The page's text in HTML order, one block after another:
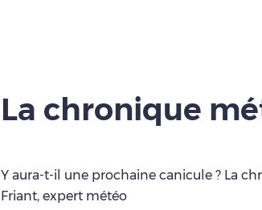
La chronique
Y aura-t-il une prochaine canicule ? La
Friant, expert météo